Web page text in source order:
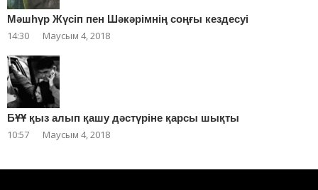
Мәшһүр Жүсіп пен Шәкәрімнің соңғы кездесуі
14:30 Маусым 4, 2018
БҰҰ қыз алып қашу дәстүріне қарсы шықты
10:57 Маусым 4, 2018